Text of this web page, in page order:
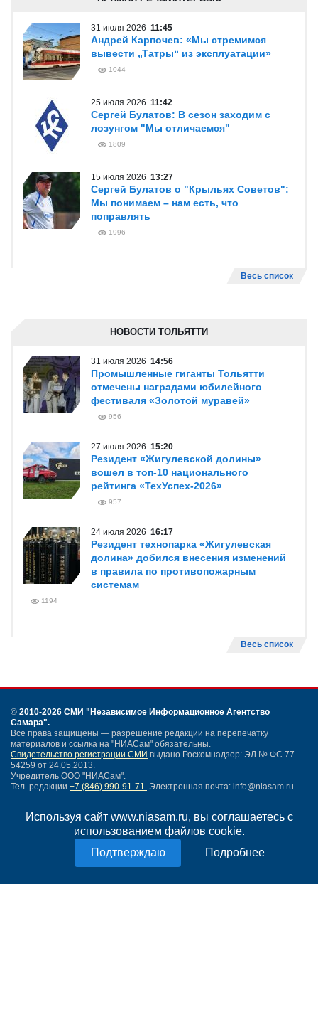
Используя сайт www.niasam.ru, вы соглашаетесь с
использованием файлов cookie.
Подробнее
31 июля 2026 11:45
Андрей Карпочев: «Мы стремимся
вывести „Татры“ из эксплуатации»
1044
25 июля 2026 11:42
Сергей Булатов: В сезон заходим с
лозунгом "Мы отличаемся"
1809
15 июля 2026 13:27
Сергей Булатов о "Крыльях Советов":
Мы понимаем – нам есть, что
поправлять
1996
Весь список
НОВОСТИ ТОЛЬЯТТИ
31 июля 2026 14:56
Промышленные гиганты Тольятти
отмечены наградами юбилейного
фестиваля «Золотой муравей»
956
27 июля 2026 15:20
Резидент «Жигулевской долины»
вошел в топ-10 национального
рейтинга «ТехУспех-2026»
957
24 июля 2026 16:17
Резидент технопарка «Жигулевская
долина» добился внесения изменений
в правила по противопожарным
системам
1194
Весь список
© 2010-2026 СМИ "Независимое Информационное Агентство
Самара".
Все права защищены — разрешение редакции на перепечатку
материалов и ссылка на "НИАСам" обязательны.
Свидетельство регистрации СМИ выдано Роскомнадзор: ЭЛ № ФС 77 -
54259 от 24.05.2013.
Учредитель ООО "НИАСам".
Тел. редакции +7 (846) 990-91-71. Электронная почта: info@niasam.ru
Карта сайта
Нашли ошибку?
Политика конфиденциальности
Согласие на обработку персональных данных